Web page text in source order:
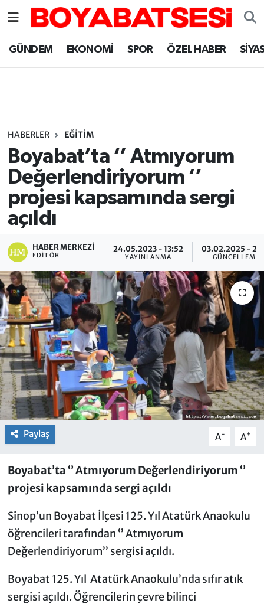
GÜNDEM EKONOMİ SPOR ÖZEL HABER
HABERLER EĞİTİM
Boyabat’ta ‘’ Atmıyorum
Değerlendiriyorum ‘’
projesi kapsamında sergi
açıldı
HABER MERKEZI
EDITÖR
24.05.2023 - 13:52
YAYINLANMA
03.02.2025 -
GÜNCELLEME
Paylaş A- A+
Boyabat’ta ‘’ Atmıyorum Değerlendiriyorum ‘’
projesi kapsamında sergi açıldı
Sinop’un Boyabat İlçesi 125. Yıl Atatürk Anaokulu
öğrencileri tarafından ‘’ Atmıyorum
Değerlendiriyorum’’ sergisi açıldı.
Boyabat 125. Yıl Atatürk Anaokulu’nda sıfır atık
sergisi açıldı. Öğrencilerin çevre bilinci
Sinop Nöbetçi Eczaneler
Sinop Trafik Yoğunluk Haritası
Süper Lig Puan Durumu ve Fikstür
Tüm Manşetler
Son Dakika Haberleri
Haber Arşivi